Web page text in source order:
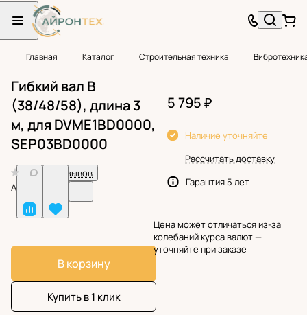
Главная Каталог Строительная техника
Гибкий вал B
(38/48/58), длина 3
м, для DVME1BD0000,
SEP03BD0000
Нет отзывов
Арт.
В корзину
Купить в 1 клик
5 795 ₽
Наличие уточняйте
Рассчитать доставку
Гарантия 5 лет
Цена может отличаться из-за
колебаний курса валют —
уточняйте при заказе